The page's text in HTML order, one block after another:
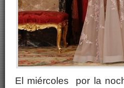
El miércoles por la